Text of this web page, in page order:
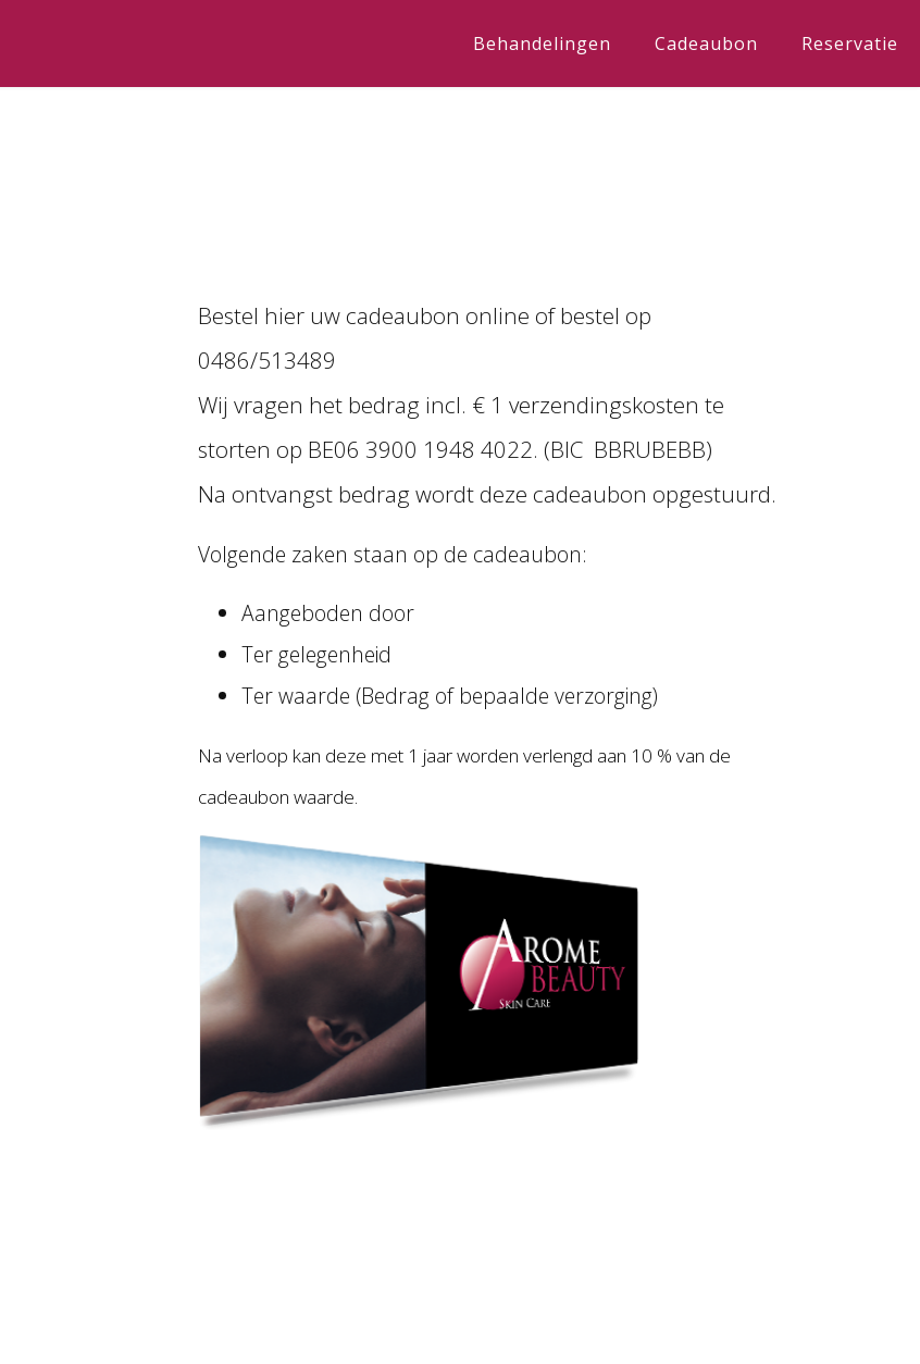
Behandelingen Cadeaubon Reservatie
Bestel hier uw cadeaubon online of bestel op
0486/513489
Wij vragen het bedrag incl. € 1 verzendingskosten te
storten op BE06 3900 1948 4022. (BIC BBRUBEBB)
Na ontvangst bedrag wordt deze cadeaubon opgestuurd.
Volgende zaken staan op de cadeaubon:
Aangeboden door
Ter gelegenheid
Ter waarde (Bedrag of bepaalde verzorging)
Na verloop kan deze met 1 jaar worden verlengd aan 10 % van de
cadeaubon waarde.